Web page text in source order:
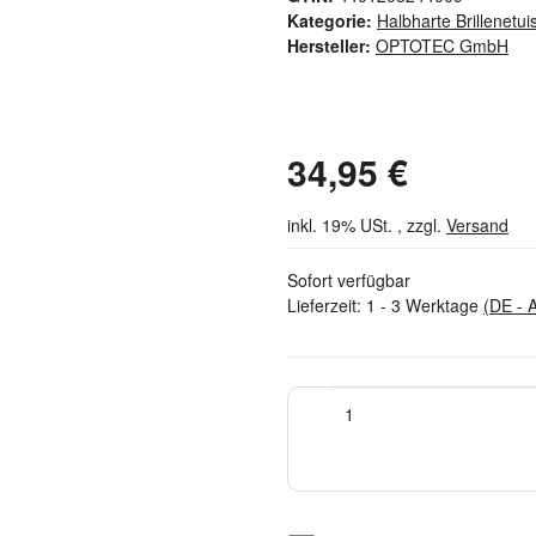
Kategorie: Halbharte
Hersteller: OPTOTEC GmbH
34,95 €
inkl. 19% USt. , zzgl. Versand
Sofort verfügbar
Lieferzeit: 1 - 3 Werktage (DE -